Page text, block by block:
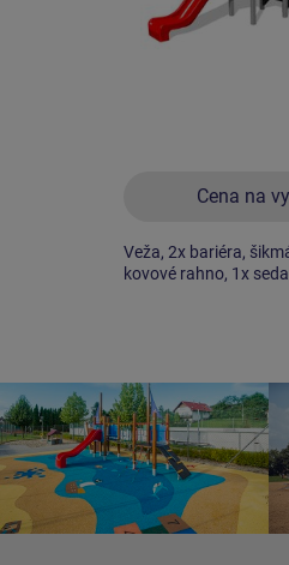
Cena na
Veža, 2x bariéra,
kovové rahno, 1x